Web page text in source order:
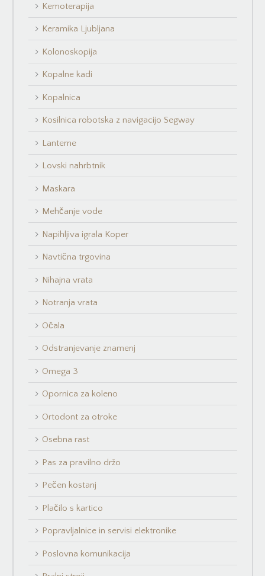
Kemoterapija
Keramika Ljubljana
Kolonoskopija
Kopalne kadi
Kopalnica
Kosilnica robotska z navigacijo Segway
Lanterne
Lovski nahrbtnik
Maskara
Mehčanje vode
Napihljiva igrala Koper
Navtična trgovina
Nihajna vrata
Notranja vrata
Očala
Odstranjevanje znamenj
Omega 3
Opornica za koleno
Ortodont za otroke
Osebna rast
Pas za pravilno držo
Pečen kostanj
Plačilo s kartico
Popravljalnice in servisi elektronike
Poslovna komunikacija